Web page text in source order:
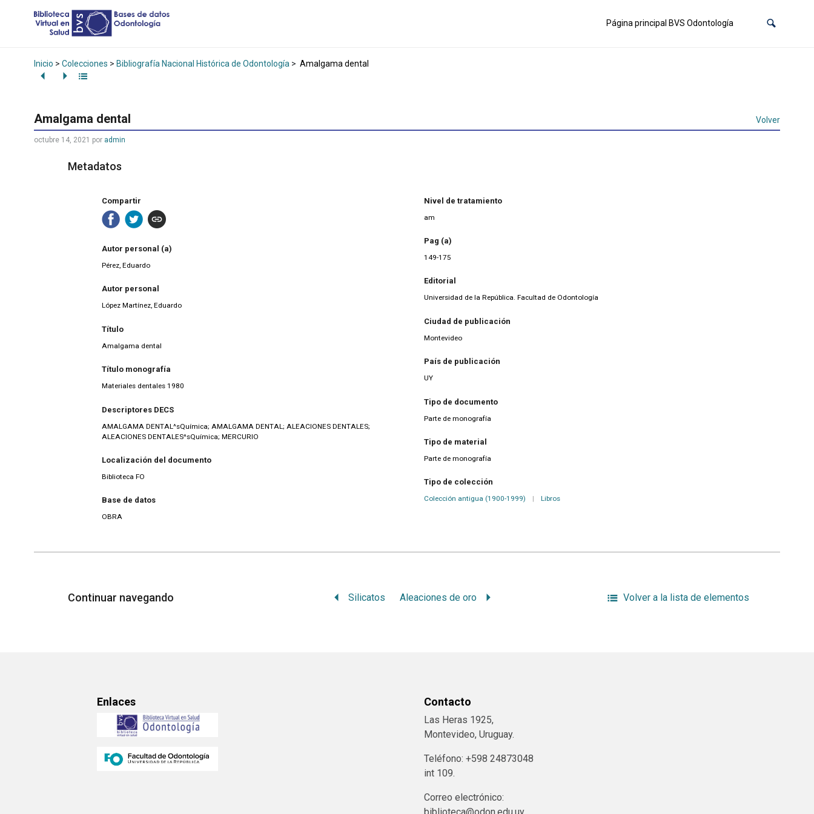
Página principal BVS Odontología
Inicio > Colecciones > Bibliografía Nacional Histórica de Odontología > Amalgama dental
Amalgama dental Volver
octubre 14, 2021 por admin
Metadatos
Compartir
Autor personal (a)
Pérez, Eduardo
Autor personal
López Martínez, Eduardo
Título
Amalgama dental
Título monografía
Materiales dentales 1980
Descriptores DECS
AMALGAMA DENTAL^sQuímica; AMALGAMA DENTAL; ALEACIONES DENTALES;
ALEACIONES DENTALES^sQuímica; MERCURIO
Localización del documento
Biblioteca FO
Base de datos
OBRA
Nivel de tratamiento
am
Pag (a)
149-175
Editorial
Universidad de la República. Facultad de Odontología
Ciudad de publicación
Montevideo
País de publicación
UY
Tipo de documento
Parte de monografía
Tipo de material
Parte de monografía
Tipo de colección
Colección antigua (1900-1999) | Libros
Continuar navegando Silicatos Aleaciones de oro Volver a la lista de elementos
Enlaces Contacto
Las Heras 1925,
Montevideo, Uruguay.
Teléfono: +598 24873048
int 109.
Correo electrónico: